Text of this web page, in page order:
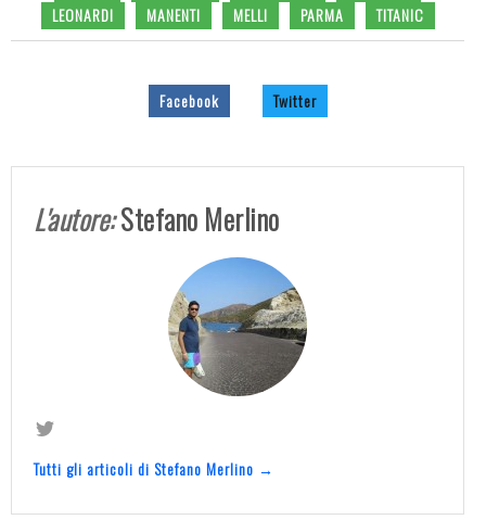
LEONARDI
MANENTI MELLI PARMA TITANIC
Facebook Twitter
L'autore:Stefano Merlino
Tutti gli articoli di Stefano Merlino →